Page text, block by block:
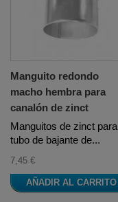
Manguito redondo
macho hembra para
canalón de zinct
Manguitos de zinct para
tubo de bajante de...
7,45 €
AÑADIR AL CARRITO